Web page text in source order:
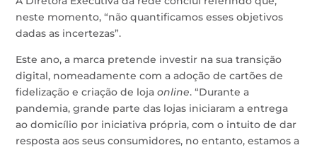
neste momento, “não quantificamos esses objetivos
dadas as incertezas”.
Este ano, a marca pretende investir na sua transição
digital, nomeadamente com a adoção de cartões de
fidelização e criação de lojaonline. “Durante a
pandemia, grande parte das lojas iniciaram a entrega
ao domicílio por iniciativa própria, com o intuito de dar
resposta aos seus consumidores, no entanto, estamos a